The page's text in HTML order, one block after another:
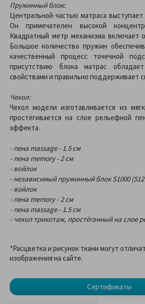
Сертификаты
Пружинный блок:
Центральной частью матраса
Он примечателен высокой
Квадратный метр механизма включает
Большое количество пружин
качественный процесс точечной
присутствию блока матрас
свойствами и правильно поддерживает
Чехол:
Чехол модели изготавливается из
простёгивается на слое рельефной
эффекта.
- пена massage - 1.5 см
- пена memory - 2 см
- войлок
- независимый пружинный блок S1000
- войлок
- пена memory - 2 см
- пена massage - 1.5 см
- чехол трикотаж, простёганный на слое
*Расцветка и рисунок ткани могут
изображения на сайте.